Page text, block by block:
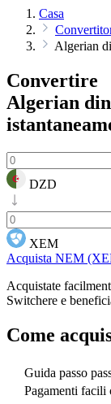
Casa
Algerian
Convertire
Algerian
DZD
XEM
Acquista NEM
Acquistate
Switchere e
Come
Guida passo
Pagamenti facili